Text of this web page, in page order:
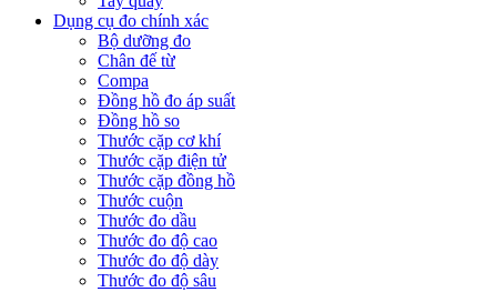
Dụng cụ đo chính xác
Bộ dưỡng đo
Chân đế từ
Compa
Đồng hồ đo áp suất
Đồng hồ so
Thước cặp cơ khí
Thước cặp điện tử
Thước cặp đồng hồ
Thước cuộn
Thước đo dầu
Thước đo độ cao
Thước đo độ dày
Thước đo độ sâu